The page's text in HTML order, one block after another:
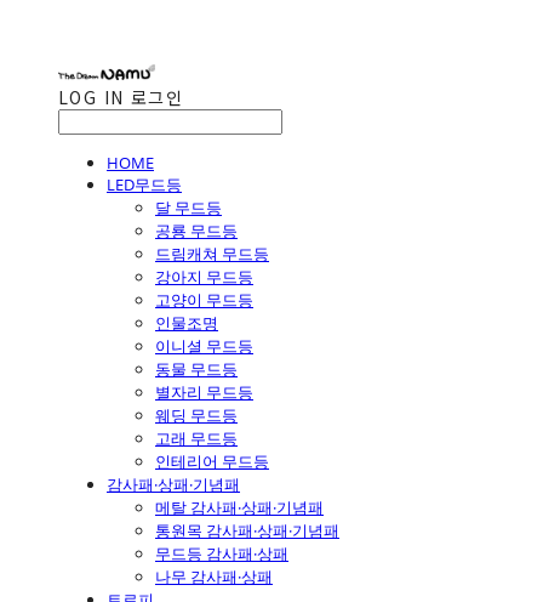
LOG IN 로그인
HOME
LED무드등
달 무드등
공룡 무드등
드림캐쳐 무드등
강아지 무드등
고양이 무드등
인물조명
이니셜 무드등
동물 무드등
별자리 무드등
웨딩 무드등
고래 무드등
인테리어 무드등
감사패·상패·기념패
메탈 감사패·상패·기념패
통원목 감사패·상패·기념패
무드등 감사패·상패
나무 감사패·상패